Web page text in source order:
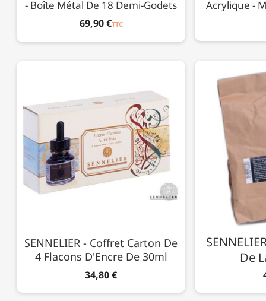
- Boîte Métal De 18 Demi-Godets
69,90 €TTC
Acrylique -
SENNELIER - Coffret Carton De
4 Flacons D'Encre De 30ml
34,80 €
De